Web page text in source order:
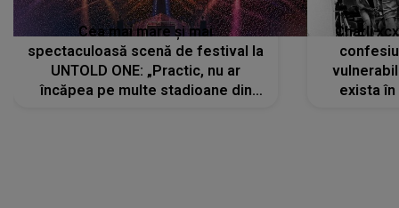
Cea mai mare și mai
spectaculoasă scenă de festival la
UNTOLD ONE: „Practic, nu ar
încăpea pe multe stadioane din
Charli
exista